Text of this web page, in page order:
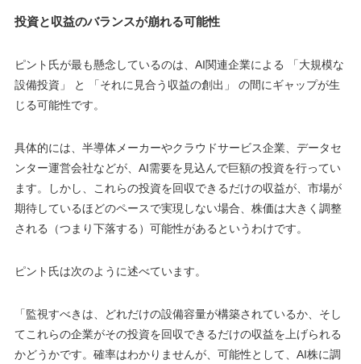
投資と収益のバランスが崩れる可能性
ピント氏が最も懸念しているのは、AI関連企業による 「大規模な
設備投資」 と 「それに見合う収益の創出」 の間にギャップが生
じる可能性です。
具体的には、半導体メーカーやクラウドサービス企業、データセ
ンター運営会社などが、AI需要を見込んで巨額の投資を行ってい
ます。しかし、これらの投資を回収できるだけの収益が、市場が
期待しているほどのペースで実現しない場合、株価は大きく調整
される（つまり下落する）可能性があるというわけです。
ピント氏は次のように述べています。
「監視すべきは、どれだけの設備容量が構築されているか、そし
てこれらの企業がその投資を回収できるだけの収益を上げられる
かどうかです。確率はわかりませんが、可能性として、AI株に調